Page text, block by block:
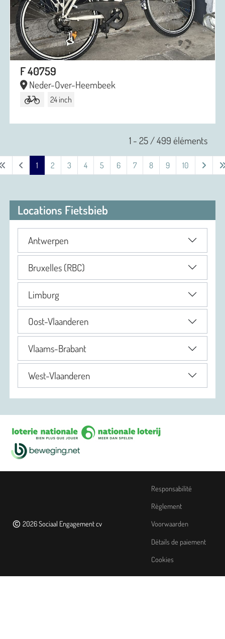
F 40759
Neder-Over-Heembeek
24 inch
1 - 25 / 499 éléments
1 2 3 4 5 6 7 8 9 10
Locations Fietsbieb
Antwerpen
Bruxelles (RBC)
Limburg
Oost-Vlaanderen
Vlaams-Brabant
West-Vlaanderen
2026 Sociaal Engagement cv
Responsabilité
Règlement
Voorwaarden
Détails de paiement
Cookies